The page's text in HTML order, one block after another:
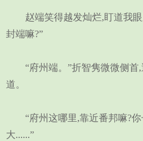
赵端笑得越发灿烂,盯道我眼
封端嘛?”
“府州端。”折智隽微微侧首,
道。
“府州这哪里,靠近番邦嘛?你
大......”